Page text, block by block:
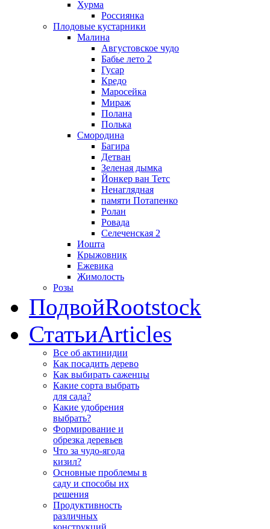
Хурма
Россиянка
Плодовые кустарники
Малина
Августовское чудо
Бабье лето 2
Гусар
Кредо
Маросейка
Мираж
Полана
Полька
Смородина
Багира
Детван
Зеленая дымка
Йонкер ван Тетс
Ненаглядная
памяти Потапенко
Ролан
Ровада
Селеченская 2
Иошта
Крыжовник
Ежевика
Жимолость
Розы
ПодвойRootstock
СтатьиArticles
Все об актинидии
Как посадить дерево
Как выбирать саженцы
Какие сорта выбрать
для сада?
Какие удобрения
выбрать?
Формирование и
обрезка деревьев
Что за чудо-ягода
кизил?
Основные проблемы в
саду и способы их
решения
Продуктивность
различных